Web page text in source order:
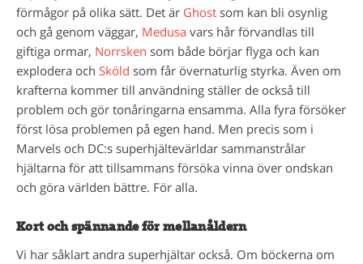
förmågor på olika sätt. Det är Ghostsom kan bli osynlig
och gå genom väggar, Medusavars hår förvandlas till
giftiga ormar, Norrsken som både börjar flyga och kan
explodera och Sköld som får övernaturlig styrka. Även om
krafterna kommer till användning ställer de också till
problem och gör tonåringarna ensamma. Alla fyra försöker
först lösa problemen på egen hand. Men precis som i
Marvels och DC:s superhjältevärldar sammanstrålar
hjältarna för att tillsammans försöka vinna över ondskan
och göra världen bättre. För alla.
Kort och spännande för mellanåldern
Vi har såklart andra superhjältar också. Om böckerna om